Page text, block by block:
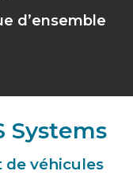
d’ensemble
Systems
véhicules